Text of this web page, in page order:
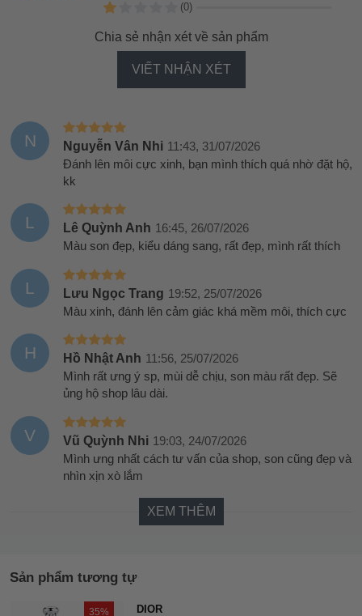
(0)
Chia sẻ nhận xét về sản phẩm
VIẾT NHẬN XÉT
N Nguyễn Vân Nhi 11:43, 31/07/2026
Đánh lên môi cực xinh, bạn mình thích quá nhờ đặt hộ,
kk
L Lê Quỳnh Anh 16:45, 26/07/2026
Màu son đẹp, kiểu dáng sang, rất đẹp, mình rất thích
L Lưu Ngọc Trang 19:52, 25/07/2026
Màu xinh, đánh lên cảm giác khá mềm môi, thích cực
H Hồ Nhật Anh 11:56, 25/07/2026
Mình rất ưng ý sp, mùi dễ chịu, son màu rất đẹp. Sẽ
ủng hộ shop lâu dài.
V Vũ Quỳnh Nhi 19:03, 24/07/2026
Mình ưng nhất cách tư vấn của shop, son cũng đẹp và
nhìn xịn xò lắm
XEM THÊM
Sản phẩm tương tự
35% DIOR